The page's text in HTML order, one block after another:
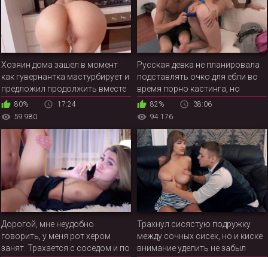
Хозяин дома зашел в момент
как гувернантка мастурбирует и
предложил продолжить вместе
80%
17:24
59 980
Русская девка не планировала
подставлять очко для ебли во
время порно кастинга, но
строгий агент настоял на своем
82%
38:06
94 176
Дорогой, мне неудобно
говорить, у меня рот хером
занят. Трахается с соседом и по
Трахнул сисястую подружку
между сочных сисек, но и киске
внимание уделить не забыл